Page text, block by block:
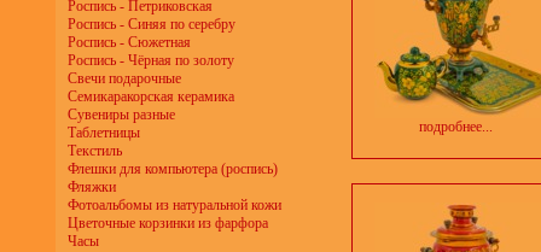
Роспись - Петриковская
Роспись - Синяя по серебру
Роспись - Сюжетная
Роспись - Чёрная по золоту
Свечи подарочные
Семикаракорская керамика
Сувениры разные
Таблетницы
Текстиль
Флешки для компьютера (роспись)
Фляжки
Фотоальбомы из натуральной кожи
Цветочные корзинки из фарфора
Часы
подробнее...